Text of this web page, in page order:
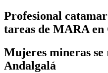
Profesional
tareas de MARA en
Mujeres mineras se
Andalgalá